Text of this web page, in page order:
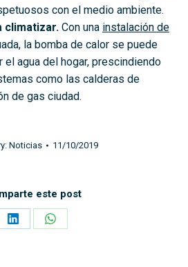
con el medio ambiente.
climatizar. Con una instalación de
la bomba de calor se puede
el agua del hogar, prescindiendo
como las calderas de
de gas ciudad.
Noticias 11/10/2019
este post
Share
Share